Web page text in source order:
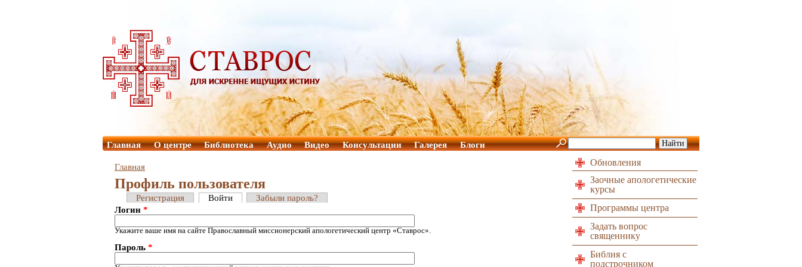
Главная О центре Библиотека Аудио Видео Консультации Галерея Блоги
Главная
Профиль пользователя
Регистрация Войти
Забыли пароль?
Логин *
Укажите ваше имя на сайте Православный миссионерский апологетический центр «Ставрос».
Пароль *
Обновления
Заочные апологетические
курсы
Программы центра
Задать вопрос
священнику
Библия с
подстрочником